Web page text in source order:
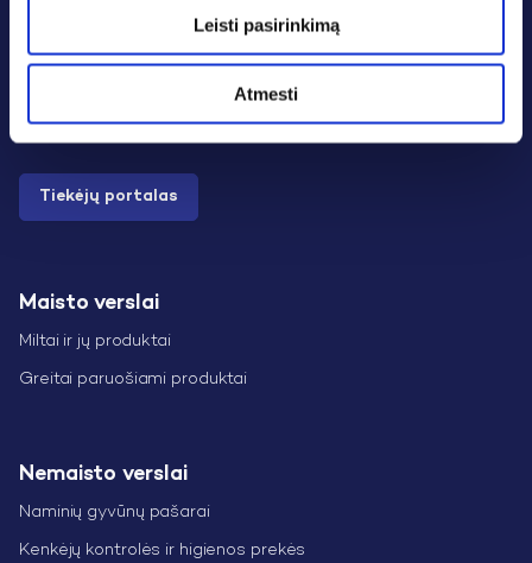
Leisti pasirinkimą
Atmesti
Tiekėjų portalas
Maisto verslai
Miltai ir jų produktai
Greitai paruošiami produktai
Nemaisto verslai
Naminių gyvūnų pašarai
Kenkėjų kontrolės ir higienos prekės